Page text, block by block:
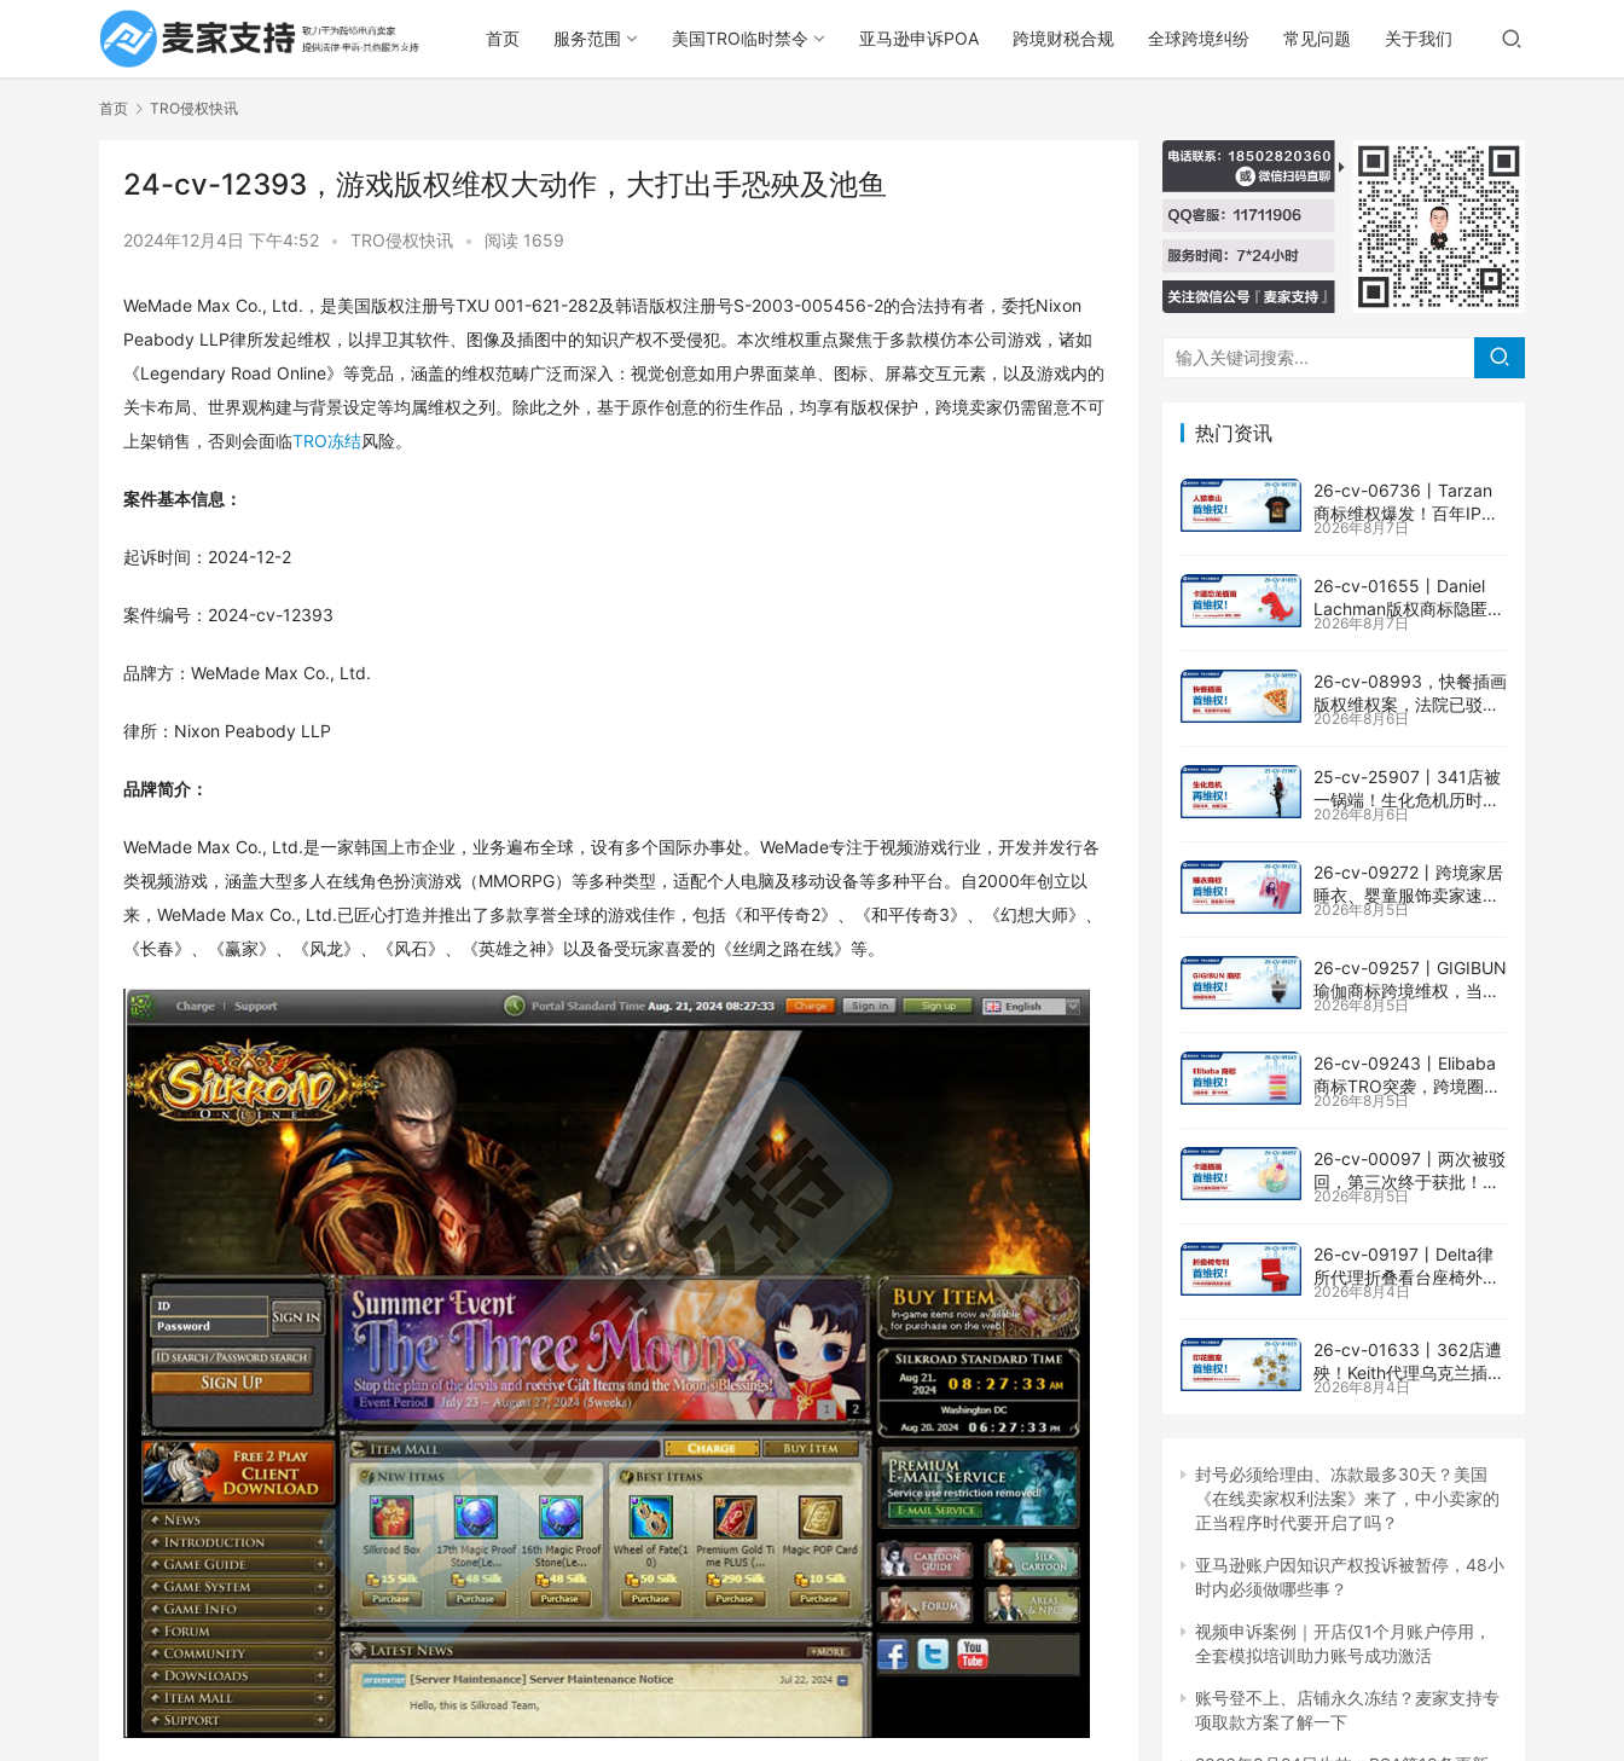
首页 服务范围 美国TRO临时禁令 亚马逊申诉POA 跨境财税合规 全球跨境纠纷 常见问题 关于我们
首页 TRO侵权快讯
24-cv-12393，游戏版权维权大动作，大打出手恐殃及池鱼
2024年12月4日 下午4:52 • TRO侵权快讯 • 阅读 1659
WeMade Max Co., Ltd.，是美国版权注册号TXU 001-621-282及韩语版权注册号S-2003-005456-2的合法持有者，委托Nixon
Peabody LLP律所发起维权，以捍卫其软件、图像及插图中的知识产权不受侵犯。本次维权重点聚焦于多款模仿本公司游戏，诸如
《Legendary Road Online》等竞品，涵盖的维权范畴广泛而深入：视觉创意如用户界面菜单、图标、屏幕交互元素，以及游戏内的
关卡布局、世界观构建与背景设定等均属维权之列。除此之外，基于原作创意的衍生作品，均享有版权保护，跨境卖家仍需留意不可
上架销售，否则会面临TRO冻结风险。
案件基本信息：
起诉时间：2024-12-2
案件编号：2024-cv-12393
品牌方：WeMade Max Co., Ltd.
律所：Nixon Peabody LLP
品牌简介：
WeMade Max Co., Ltd.是一家韩国上市企业，业务遍布全球，设有多个国际办事处。WeMade专注于视频游戏行业，开发并发行各
类视频游戏，涵盖大型多人在线角色扮演游戏（MMORPG）等多种类型，适配个人电脑及移动设备等多种平台。自2000年创立以
来，WeMade Max Co., Ltd.已匠心打造并推出了多款享誉全球的游戏佳作，包括《和平传奇2》、《和平传奇3》、《幻想大师》、
《长春》、《赢家》、《风龙》、《风石》、《英雄之神》以及备受玩家喜爱的《丝绸之路在线》等。
热门资讯
26-cv-06736㇑Tarzan
商标维权爆发！百年IP下
场TRO横扫多个类目
2026年8月7日
26-cv-01655㇑Daniel
Lachman版权商标隐匿维
权，I am… unstoppable
2026年8月7日
26-cv-08993，快餐插画
版权维权案，法院已驳回
批量合并，剩余商家不要
2026年8月6日
25-cv-25907㇑341店被
一锅端！生化危机历时半
年TRO传票已发，8月24
2026年8月6日
26-cv-09272㇑跨境家居
睡衣、婴童服饰卖家速自
查CENLYE商标滥用情况
2026年8月5日
26-cv-09257㇑GIGIBUN
瑜伽商标跨境维权，当心
TRO冻结风险
2026年8月5日
26-cv-09243㇑Elibaba
商标TRO突袭，跨境圈内
卷持续升级
2026年8月5日
26-cv-00097㇑两次被驳
回，第三次终于获批！几
乎被遗忘的Senay
全面来袭
2026年8月5日
26-cv-09197㇑Delta律
所代理折叠看台座椅外观
专利维权，11个亚马逊卖
2026年8月4日
26-cv-01633㇑362店遭
殃！Keith代理乌克兰插画
师Elvira Safiullina四款版
2026年8月4日
封号必须给理由、冻款最多30天？美国
《在线卖家权利法案》来了，中小卖家的
正当程序时代要开启了吗？
亚马逊账户因知识产权投诉被暂停，48小
时内必须做哪些事？
视频申诉案例｜开店仅1个月账户停用，
全套模拟培训助力账号成功激活
账号登不上、店铺永久冻结？麦家支持专
项取款方案了解一下